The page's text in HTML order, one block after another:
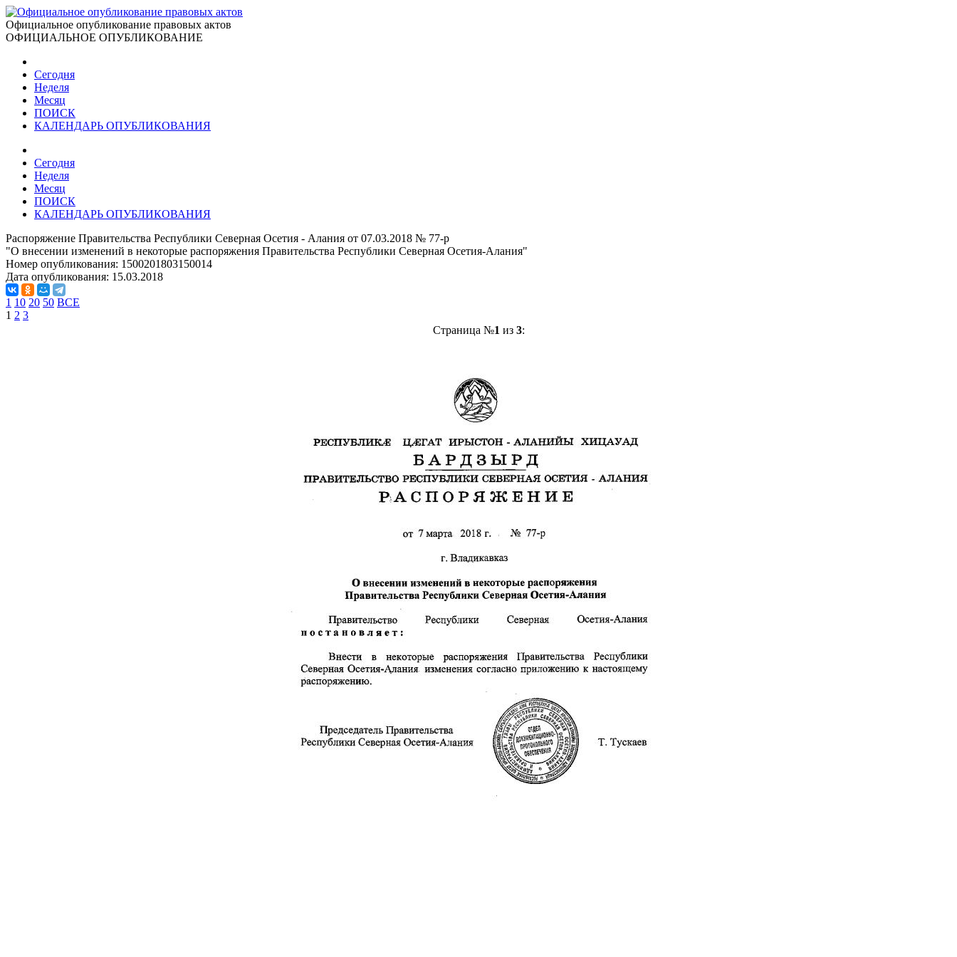
Официальное опубликование правовых актов
ОФИЦИАЛЬНОЕ ОПУБЛИКОВАНИЕ
Сегодня
Неделя
Месяц
ПОИСК
КАЛЕНДАРЬ ОПУБЛИКОВАНИЯ
Сегодня
Неделя
Месяц
ПОИСК
КАЛЕНДАРЬ ОПУБЛИКОВАНИЯ
Распоряжение Правительства Республики Северная Осетия - Алания от 07.03.2018 № 77-р
"О внесении изменений в некоторые распоряжения Правительства Республики Северная Осетия-Алания"
Номер опубликования: 1500201803150014
Дата опубликования: 15.03.2018
1 10 20 50 ВСЕ
1 2 3
Страница №1 из 3: